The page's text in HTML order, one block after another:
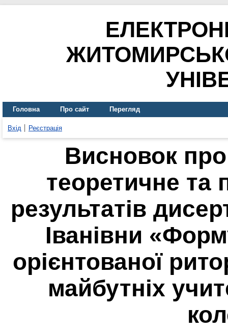
Головна Про сайт Перегляд
Вхід Реєстрація
Висновок
теоретичне та
результатів
Іванівни
орієнтованої
майбутніх